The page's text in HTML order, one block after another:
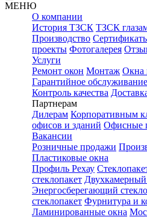
МЕНЮ
О компании
История ТЗСК ТЗСК
Производство
проекты Фотогалерея
Услуги
Ремонт окон Монтаж Окна
Гарантийное обслуживание
Контроль качества
Партнерам
Дилерам Корпоративным
офисов и зданий Офисные
Вакансии
Розничные продажи
Пластиковые окна
Профиль Рехау
стеклопакет Двухкамерный
Энергосберегающий
стеклопакет Фурнитура и
Ламинированные окна